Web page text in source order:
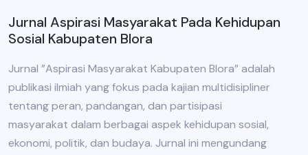
Jurnal Aspirasi Masyarakat Pada Kehidupan
Sosial Kabupaten Blora
Jurnal ”Aspirasi Masyarakat Kabupaten Blora” adalah
publikasi ilmiah yang fokus pada kajian multidisipliner
tentang peran, pandangan, dan partisipasi
masyarakat dalam berbagai aspek kehidupan sosial,
ekonomi, politik, dan budaya. Jurnal ini mengundang